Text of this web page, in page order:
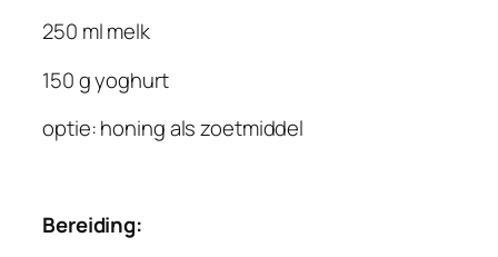
250 ml melk
150 g yoghurt
optie: honing als zoetmiddel
Bereiding: